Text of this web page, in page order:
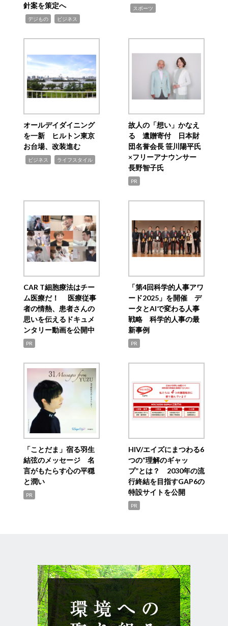
針案を策定へ
デジもの ビジネス
スポーツ
オールデイダイニング
を一新 ヒルトン東京
お台場、改装進む
ビジネス ライフスタイル
故人の「想い」かなえ
る 遺贈寄付 日本財
団名誉会長 笹川陽平氏
×フリーアナウンサー
長野智子氏
PR
CAR T細胞療法はチー
ム医療だ！ 医療従事
者の情熱、患者さんの
思いを伝えるドキュメ
ンタリー動画を公開中
PR
「第4回科学的人事アワ
ード2025」を開催 デ
ータとAIで変わる人事
戦略 科学的人事の最
新事例
PR
「ことだま」宿る羽生
結弦のメッセージ 名
言がもたらす心の平穏
と潤い
PR
HIV/エイズにまつわる6
つの“理解のギャッ
プ”とは？ 2030年の流
行終結を目指すGAP6の
特設サイトを公開
PR